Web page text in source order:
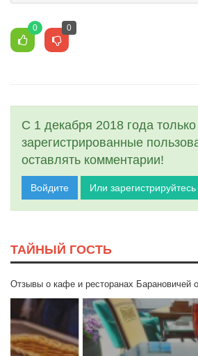
0 0
С 1 декабря 2018 года только
зарегистрированные
оставлять комментарии!
Войдите Или зарегистрируйтесь
ТАЙНЫЙ ГОСТЬ
Отзывы о кафе и ресторанах Барановичей